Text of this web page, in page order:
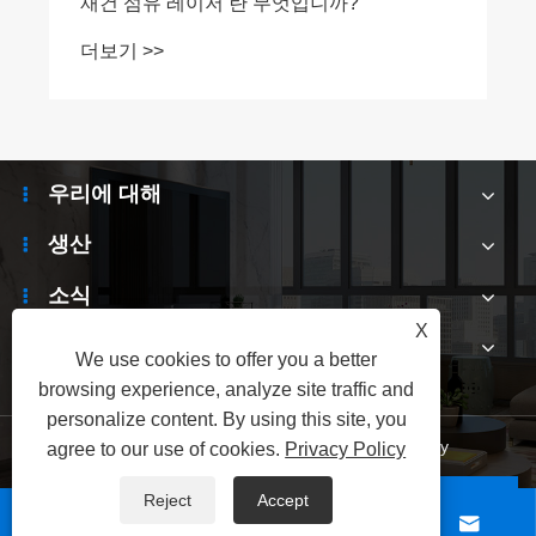
더보기 >>
우리에 대해
생산
소식
문의하기
Links | Sitemap | RSS | XML | Privacy Policy
Copyright © 2025 Shenzhen Electronic Hunsinda
 
X
We use cookies to offer you a better
browsing experience, analyze site traffic and
personalize content. By using this site, you
agree to our use of cookies. Privacy Policy
Reject Accept